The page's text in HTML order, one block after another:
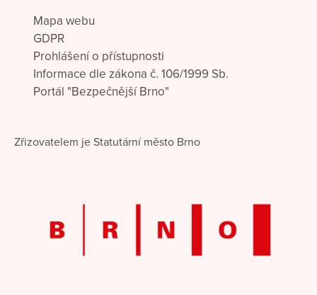
Mapa webu
GDPR
Prohlášení o přístupnosti
Informace dle zákona č. 106/1999 Sb.
Portál "Bezpečnější Brno"
Zřizovatelem je Statutární město Brno